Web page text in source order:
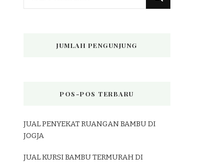
JUMLAH PENGUNJUNG
POS-POS TERBARU
JUAL PENYEKAT RUANGAN BAMBU DI
JOGJA
JUAL KURSI BAMBU TERMURAH DI